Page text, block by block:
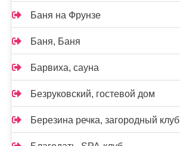
Баня на Фрунзе
Баня, Баня
Барвиха, сауна
Безруковский, гостевой дом
Березина речка, загородный клуб